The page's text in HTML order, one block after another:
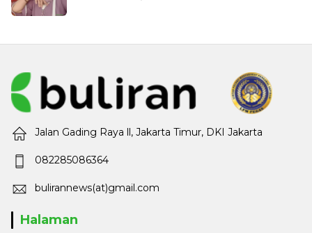
Jalan Gading Raya ll, Jakarta Timur, DKI Jakarta
082285086364
bulirannews(at)gmail.com
Halaman